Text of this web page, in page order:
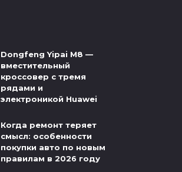
Dongfeng Yipai M8 —
вместительный
кроссовер с тремя
рядами и
электроникой Huawei
Когда ремонт теряет
смысл: особенности
покупки авто по новым
правилам в 2026 году